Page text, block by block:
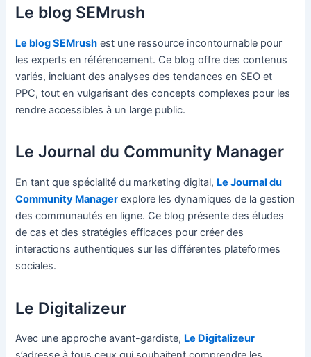
Le blog SEMrush
Le blog SEMrush est une ressource incontournable pour
les experts en référencement. Ce blog offre des contenus
variés, incluant des analyses des tendances en SEO et
PPC, tout en vulgarisant des concepts complexes pour les
rendre accessibles à un large public.
Le Journal du Community Manager
En tant que spécialité du marketing digital, Le Journal du
Community Manager explore les dynamiques de la gestion
des communautés en ligne. Ce blog présente des études
de cas et des stratégies efficaces pour créer des
interactions authentiques sur les différentes plateformes
sociales.
Le Digitalizeur
Avec une approche avant-gardiste, Le Digitalizeur